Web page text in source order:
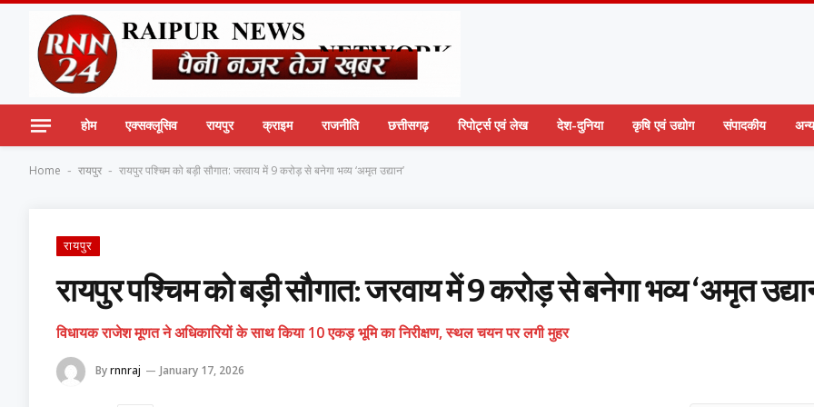
होम एक्सक्लूसिव रायपुर क्राइम राजनीति छत्तीसगढ़ रिपोर्ट्स एवं लेख देश-दुनिया कृषि एवं उद्योग संपादकीय अन्य
Home - रायपुर - रायपुर पश्चिम को बड़ी सौगात: जरवाय में 9 करोड़ से बनेगा भव्य ‘अमृत उद्यान’
रायपुर
रायपुर पश्चिम को बड़ी सौगात: जरवाय में 9 करोड़ से बनेगा भव्य ‘अमृत
​विधायक राजेश मूणत ने अधिकारियों के साथ किया 10 एकड़ भूमि का निरीक्षण, स्थल चयन पर लगी मुहर
Byrnnraj January 17, 2026